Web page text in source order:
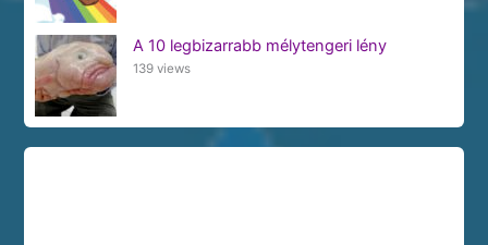
A 10 legbizarrabb mélytengeri lény
139 views